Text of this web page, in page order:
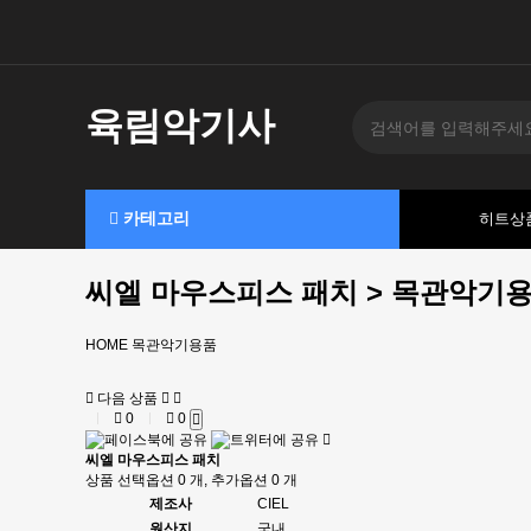
육림악기사
카테고리 히트상
씨엘 마우스피스 패치 > 목관악기
HOME 목관악기용품
다음 상품
0
0
씨엘 마우스피스 패치
상품 선택옵션 0 개, 추가옵션 0 개
제조사
CIEL